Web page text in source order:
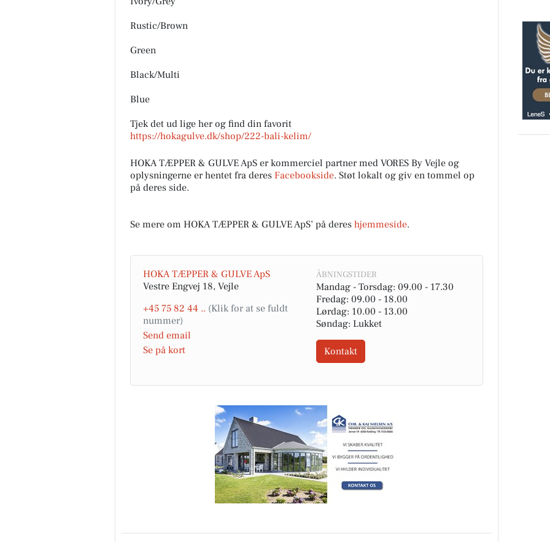
Rustic/Brown
Green
Black/Multi
Blue
Tjek det ud lige her og find din favorit
https://hokagulve.dk/shop/222-bali-kelim/
HOKA TÆPPER & GULVE ApS er kommerciel partner med VORES By Vejle og
oplysningerne er hentet fra deres Facebookside. Støt lokalt og giv en tommel op
på deres side.
Se mere om HOKA TÆPPER & GULVE ApS’ på deres hjemmeside.
HOKA TÆPPER & GULVE ApS
Vestre Engvej 18, Vejle
+45 75 82 44 ..
Send email
Se på kort
ÅBNINGSTIDER
Mandag - Torsdag: 09.00 - 17.30
Fredag: 09.00 - 18.00
Lørdag: 10.00 - 13.00
Søndag: Lukket
Kontakt